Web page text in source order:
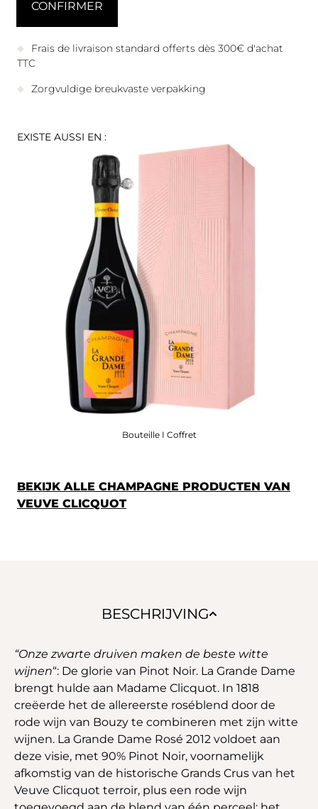
Frais de livraison standard offerts dès 300€ d'achat
TTC
Zorgvuldige breukvaste verpakking
EXISTE AUSSI EN :
Bouteille I Coffret
BEKIJK ALLE CHAMPAGNE PRODUCTEN VAN
VEUVE CLICQUOT
BESCHRIJVING
“Onze zwarte druiven maken de beste witte
wijnen“: De glorie van Pinot Noir. La Grande Dame
brengt hulde aan Madame Clicquot. In 1818
creëerde het de allereerste roséblend door de
rode wijn van Bouzy te combineren met zijn witte
wijnen. La Grande Dame Rosé 2012 voldoet aan
deze visie, met 90% Pinot Noir, voornamelijk
afkomstig van de historische Grands Crus van het
Veuve Clicquot terroir, plus een rode wijn